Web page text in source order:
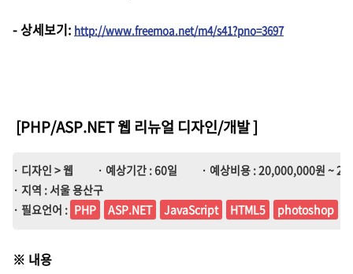
-상세보기: http://www.freemoa.net/m4/s41?pno=3697
[PHP/ASP.NET 웹 리뉴얼 디자인/개발]
· 디자인 > 웹 · 예상기간 : 60일
· 예상비용 : 20,000,000원 ~
· 지역 : 서울 용산구
· 필요언어 : PHP ASP.NET JavaScript HTML5 photoshop
※ 내용